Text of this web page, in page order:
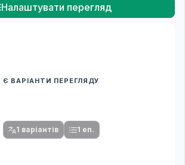
Налаштувати перегляд
Є ВАРІАНТИ ПЕРЕГЛЯДУ
1 варіантів 1 еп.